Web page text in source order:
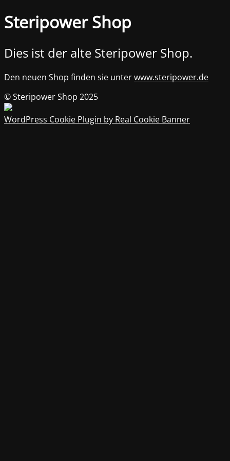
Steripower Shop
Dies ist der alte Steripower Shop.
Den neuen Shop finden sie unterwww.steripower.de
© Steripower Shop 2025
WordPress Cookie Plugin by Real Cookie Banner